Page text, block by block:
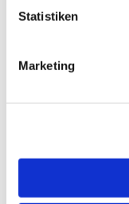
Statistiken
Marketing